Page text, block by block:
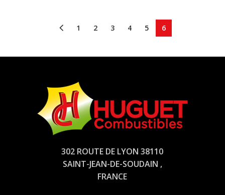
1 2 3 4 5 6
302 ROUTE DE LYON 38110
SAINT-JEAN-DE-SOUDAIN ,
FRANCE